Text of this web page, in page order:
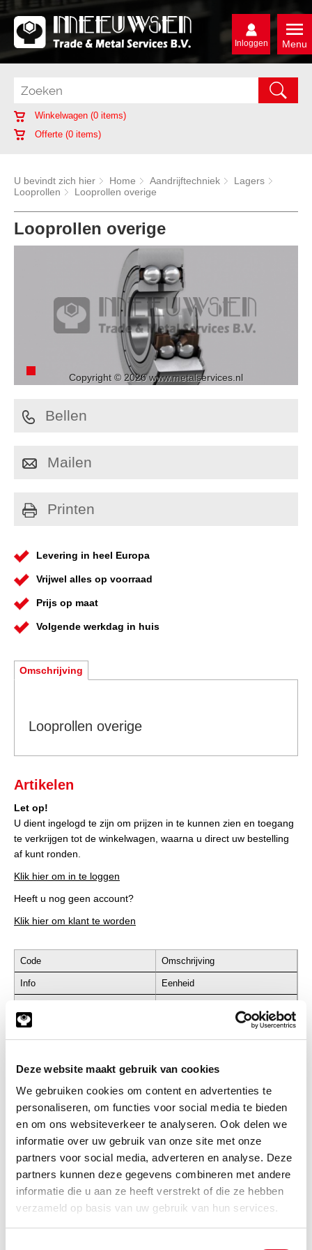
Deze website maakt gebruik van cookies
We gebruiken cookies om content en advertenties te
personaliseren, om functies voor social media te bieden
en om ons websiteverkeer te analyseren. Ook delen we
informatie over uw gebruik van onze site met onze
partners voor social media, adverteren en analyse. Deze
partners kunnen deze gegevens combineren met andere
informatie die u aan ze heeft verstrekt of die ze hebben
verzameld op basis van uw gebruik van hun services.
Menu
Inloggen
Winkelwagen (0 items)
Offerte (0 items)
U bevindt zich hier Home Aandrijftechniek
Lagers
Looprollen
Looprollen overige
Looprollen overige
Copyright © 2026 www.metalservices.nl
Bellen
Mailen
Printen
Levering in heel Europa
Vrijwel alles op voorraad
Prijs op maat
Volgende werkdag in huis
Omschrijving
Looprollen overige
Artikelen
Let op!
U dient ingelogd te zijn om prijzen in te kunnen zien en toegang
te verkrijgen tot de winkelwagen, waarna u direct uw bestelling
af kunt ronden.
Klik hier om in te loggen
Heeft u nog geen account?
Klik hier om klant te worden
Code Omschrijving
Info Eenheid
FAFNIR-LR204NPPU FAFNIR Looprol LR 204 NPPU
-
NEU-STO45 NEU Looprol STO 45
-